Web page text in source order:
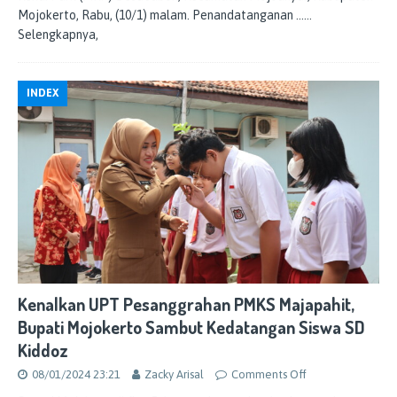
Mojokerto, Rabu, (10/1) malam. Penandatanganan
Selengkapnya,
INDEX
Kenalkan UPT Pesanggrahan PMKS Majapahit,
Bupati Mojokerto Sambut Kedatangan Siswa SD
Kiddoz
08/01/2024 23:21 Zacky Arisal Comments Off